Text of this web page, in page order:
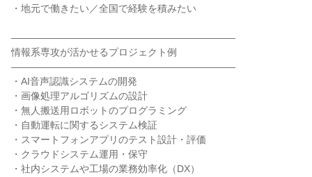
・地元で働きたい／全国で経験を積みたい
―――――――――――――――――――――――
情報系専攻が活かせるプロジェクト例
―――――――――――――――――――――――
・AI音声認識システムの開発
・画像処理アルゴリズムの設計
・無人搬送用ロボットのプログラミング
・自動運転に関するシステム検証
・スマートフォンアプリのテスト設計・評価
・クラウドシステム運用・保守
・社内システムや工場の業務効率化（DX）